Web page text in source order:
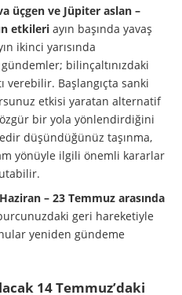
üçgen ve Jüpiter aslan –
etkileri ayın başında yavaş
ikinci yarısında
bilinçaltınızdaki
verebilir. Başlangıçta sanki
etkisi yaratan alternatif
bir yola yönlendirdiğini
düşündüğünüz taşınma,
yönüyle ilgili önemli kararlar
– 23 Temmuz arasında
geri hareketiyle
yeniden gündeme
14 Temmuz’daki